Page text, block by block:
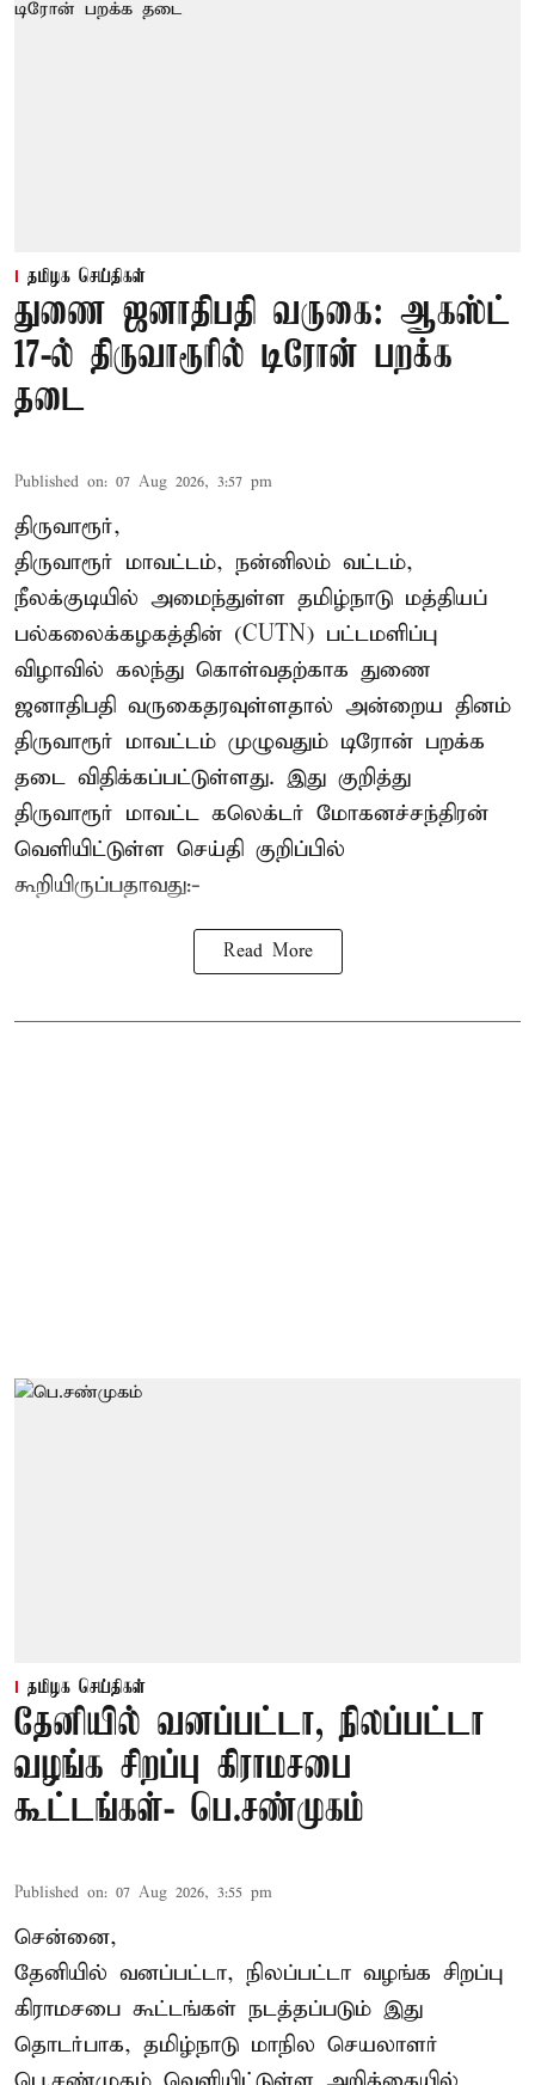
தமிழக செய்திகள்
துணை ஜனாதிபதி வருகை: ஆகஸ்ட்
17-ல் திருவாரூரில் டிரோன் பறக்க
தடை
Published on: 07 Aug 2026, 3:57 pm
திருவாரூர்,
திருவாரூர் மாவட்டம், நன்னிலம் வட்டம்,
நீலக்குடியில் அமைந்துள்ள தமிழ்நாடு மத்தியப்
பல்கலைக்கழகத்தின் (CUTN) பட்டமளிப்பு
விழாவில் கலந்து கொள்வதற்காக துணை
ஜனாதிபதி வருகைதரவுள்ளதால் அன்றைய தினம்
திருவாரூர் மாவட்டம் முழுவதும் டிரோன் பறக்க
தடை விதிக்கப்பட்டுள்ளது. இது குறித்து
திருவாரூர் மாவட்ட கலெக்டர் மோகனச்சந்திரன்
வெளியிட்டுள்ள செய்தி குறிப்பில்
கூறியிருப்பதாவது:-
Read More
தமிழக செய்திகள்
தேனியில் வனப்பட்டா, நிலப்பட்டா
வழங்க சிறப்பு கிராமசபை
கூட்டங்கள்- பெ.சண்முகம்
Published on: 07 Aug 2026, 3:55 pm
சென்னை,
தேனியில் வனப்பட்டா, நிலப்பட்டா வழங்க சிறப்பு
கிராமசபை கூட்டங்கள் நடத்தப்படும் இது
தொடர்பாக, தமிழ்நாடு மாநில செயலாளர்